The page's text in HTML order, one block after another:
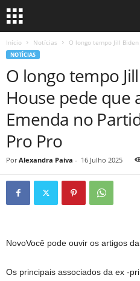
Início Notícias O longo tempo Jill
NOTÍCIAS
O longo tempo
House pede que
Emenda no
Pro Pro
Por Alexandra Paiva - 16 Julho 2025
NovoVocê pode ouvir os artigos
Os principais associados da ex -